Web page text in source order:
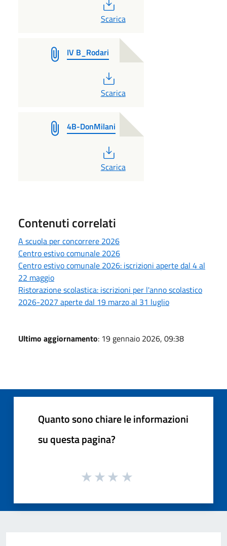
PDF
Scarica
IV B_Rodari
PDF
Scarica
4B-DonMilani
PDF
Scarica
Contenuti correlati
A scuola per concorrere 2026
Centro estivo comunale 2026
Centro estivo comunale 2026: iscrizioni aperte dal 4 al
22 maggio
Ristorazione scolastica: iscrizioni per l'anno scolastico
2026-2027 aperte dal 19 marzo al 31 luglio
Ultimo aggiornamento: 19 gennaio 2026, 09:38
Quanto sono chiare le informazioni
su questa pagina?